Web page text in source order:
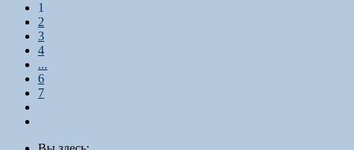
1
2
3
4
...
6
7